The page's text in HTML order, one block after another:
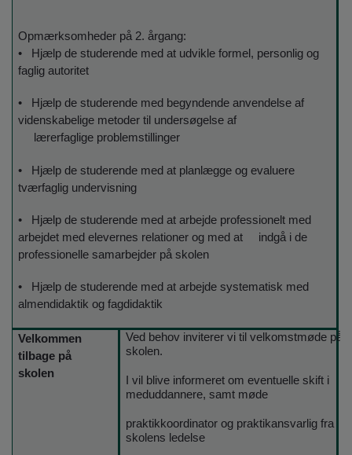
Opmærksomheder på 2. årgang:
• Hjælp de studerende med at udvikle formel, personlig og
faglig autoritet
• Hjælp de studerende med begyndende anvendelse af
videnskabelige metoder til undersøgelse af
lærerfaglige problemstillinger
• Hjælp de studerende med at planlægge og evaluere
tværfaglig undervisning
• Hjælp de studerende med at arbejde professionelt med
arbejdet med elevernes relationer og med at indgå i de
professionelle samarbejder på skolen
• Hjælp de studerende med at arbejde systematisk med
almendidaktik og fagdidaktik
Velkommen
tilbage på
skolen
Ved behov inviterer vi til velkomstmøde på
skolen.
I vil blive informeret om eventuelle skift i
meduddannere, samt møde
praktikkoordinator og praktikansvarlig fra
skolens ledelse